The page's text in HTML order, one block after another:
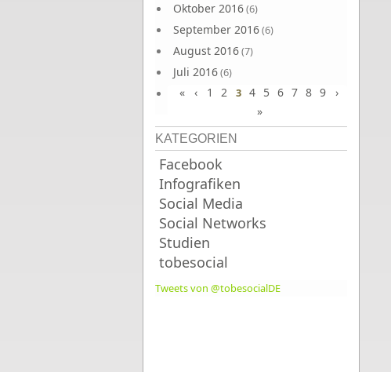
Oktober 2016(6)
September 2016(6)
August 2016(7)
Juli 2016(6)
Juni 2016(7)
« ‹ 1 2 3 4 5 6 7 8 9
›
»
KATEGORIEN
Facebook
Infografiken
Social Media
Social Networks
Studien
tobesocial
Tweets von @tobesocialDE